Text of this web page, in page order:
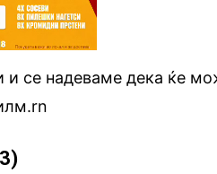
и се надеваме дека ќе